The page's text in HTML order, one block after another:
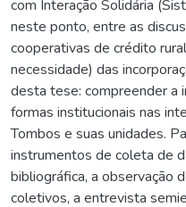
com Interação Solidária
neste ponto, entre as
cooperativas de crédito
necessidade) das
desta tese: compreender a
formas institucionais nas
Tombos e suas unidades.
instrumentos de coleta de
bibliográfica, a observação
coletivos, a entrevista